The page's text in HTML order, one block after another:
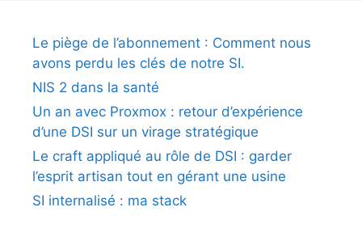
Le piège de l’abonnement : Comment nous
avons perdu les clés de notre SI.
NIS 2 dans la santé
Un an avec Proxmox : retour d’expérience
d’une DSI sur un virage stratégique
Le craft appliqué au rôle de DSI : garder
l’esprit artisan tout en gérant une usine
SI internalisé : ma stack